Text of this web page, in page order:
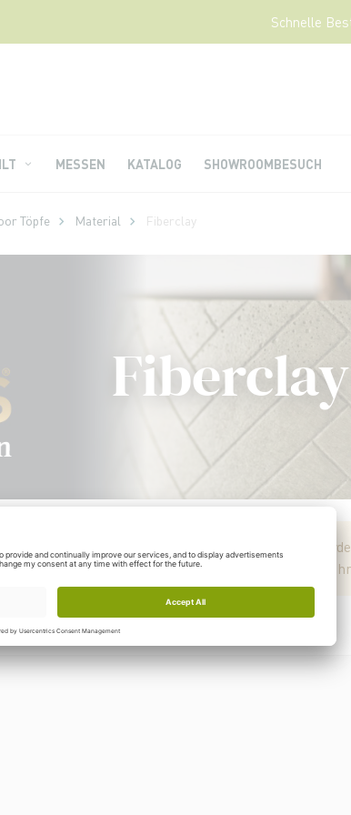
Schnelle
MESSEN KATALOG SHOWROOMBESUCH
Töpfe Material Fiberclay
Fiberclay
unsere kompletten Sammlungen anzuzeigen.
an und stellen Sie Ihr eigenes Sortiment für